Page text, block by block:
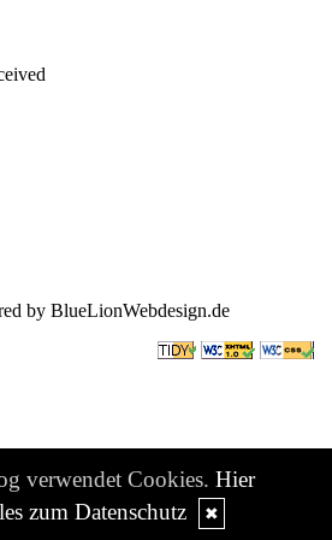
by BlueLionWebdesign.de
verwendet Cookies. Hier
zum Datenschutz
✖